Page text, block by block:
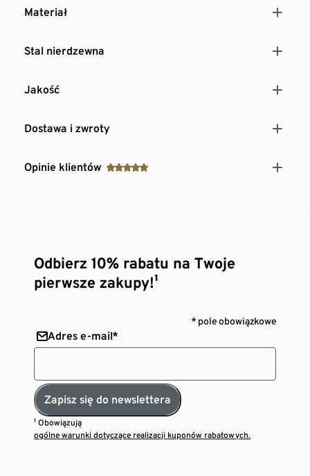
Materiał
Stal nierdzewna
Jakość
Dostawa i zwroty
Opinie klientów
Odbierz 10% rabatu na Twoje
pierwsze zakupy!¹
* pole obowiązkowe
Adres e-mail*
Zapisz się do newslettera
¹ Obowiązują
ogólne warunki dotyczące realizacji kuponów rabatowych.